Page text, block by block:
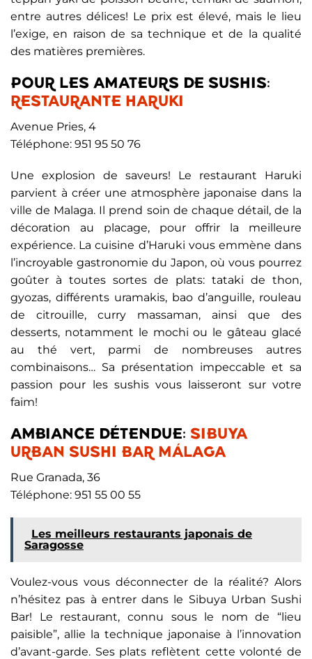
entre autres délices! Le prix est élevé, mais le lieu
l’exige, en raison de sa technique et de la qualité
des matières premières.
POUR LES AMATEURS DE SUSHIS:
RESTAURANTE HARUKI
Avenue Pries, 4
Téléphone: 951 95 50 76
Une explosion de saveurs! Le restaurant Haruki
parvient à créer une atmosphère japonaise dans la
ville de Malaga. Il prend soin de chaque détail, de la
décoration au placage, pour offrir la meilleure
expérience. La cuisine d’Haruki vous emmène dans
l’incroyable gastronomie du Japon, où vous pourrez
goûter à toutes sortes de plats: tataki de thon,
gyozas, différents uramakis, bao d’anguille, rouleau
de citrouille, curry massaman, ainsi que des
desserts, notamment le mochi ou le gâteau glacé
au thé vert, parmi de nombreuses autres
combinaisons… Sa présentation impeccable et sa
passion pour les sushis vous laisseront sur votre
faim!
AMBIANCE DÉTENDUE: SIBUYA
URBAN SUSHI BAR MÁLAGA
Rue Granada, 36
Téléphone: 951 55 00 55
Les meilleurs restaurants japonais de
Saragosse
Voulez-vous vous déconnecter de la réalité? Alors
n’hésitez pas à entrer dans le Sibuya Urban Sushi
Bar! Le restaurant, connu sous le nom de “lieu
paisible”, allie la technique japonaise à l’innovation
d’avant-garde. Ses plats reflètent cette volonté de